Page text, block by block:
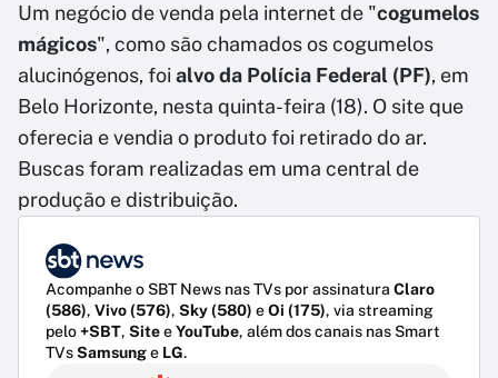
Um negócio de venda pela internet de "cogumelos
mágicos", como são chamados os cogumelos
alucinógenos, foi alvo da Polícia Federal (PF), em
Belo Horizonte, nesta quinta-feira (18). O site que
oferecia e vendia o produto foi retirado do ar.
Buscas foram realizadas em uma central de
produção e distribuição.
Acompanhe o SBT News nas TVs por assinatura Claro
(586), Vivo (576), Sky (580) eOi (175), via streaming
pelo+SBT, SiteeYouTube, além dos canais nas Smart
TVsSamsunge LG.